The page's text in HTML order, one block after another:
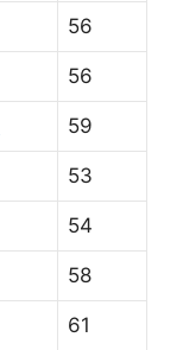
56
56
59
53
54
58
61